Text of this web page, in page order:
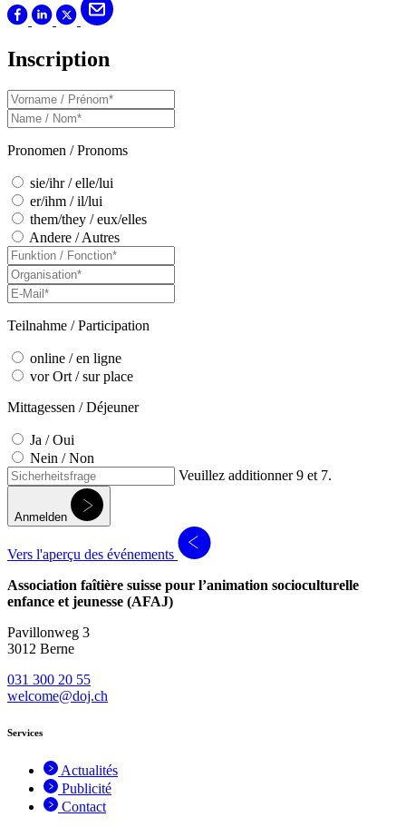
Inscription
Pronomen / Pronoms
sie/ihr / elle/lui
er/ihm / il/lui
them/they / eux/elles
Andere / Autres
Teilnahme / Participation
online / en ligne
vor Ort / sur place
Mittagessen / Déjeuner
Ja / Oui
Nein / Non
Veuillez additionner 9 et 7.
Anmelden
Vers l'aperçu des événements
Association faîtière suisse pour l’animation socioculturelle
enfance et jeunesse (AFAJ)
Pavillonweg 3
3012 Berne
031 300 20 55
welcome@doj.ch
Services
Actualités
Publicité
Contact